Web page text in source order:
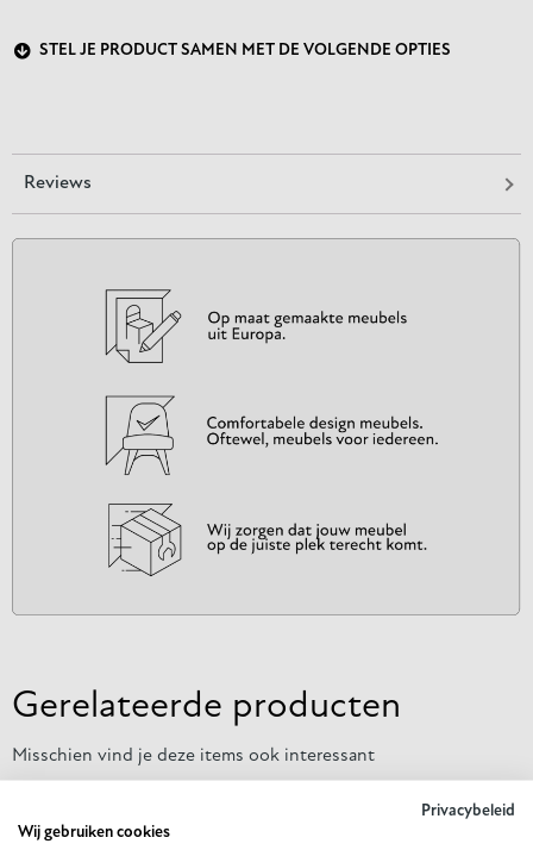
STEL JE PRODUCT SAMEN MET DE VOLGENDE OPTIES
Reviews
Gerelateerde producten
Misschien vind je deze items ook interessant
Privacybeleid
Wij gebruiken cookies